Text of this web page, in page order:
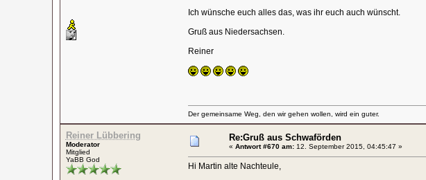
Ich wünsche euch alles das, was ihr euch auch wünscht.
Gruß aus Niedersachsen.
Reiner
Der gemeinsame Weg, den wir gehen wollen, wird ein guter.
Reiner Lübbering
Moderator
Mitglied
YaBB God
Re:Gruß aus Schwaförden
« Antwort #670 am:12. September 2015, 04:45:47 »
Hi Martin alte Nachteule,